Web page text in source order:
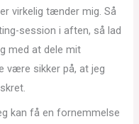
virkelig tænder mig. Så
session i aften, så lad
med at dele mit
være sikker på, at jeg
kan få en fornemmelse